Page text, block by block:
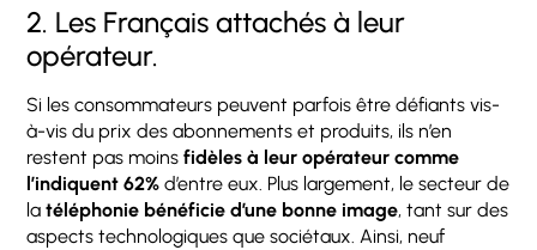
2. Les Français attachés à leur
opérateur.
Si les consommateurs peuvent parfois être défiants vis-
à-vis du prix des abonnements et produits, ils n’en
restent pas moinsfidèles à leur opérateur comme
l’indiquent 62% d’entre eux. Plus largement, le secteur de
latéléphonie bénéficie d’une bonne image, tant sur des
aspects technologiques que sociétaux. Ainsi, neuf